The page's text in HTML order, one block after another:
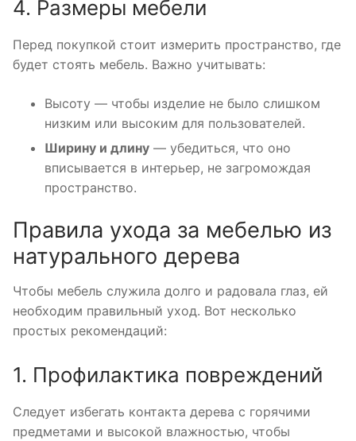
4. Размеры мебели
Перед покупкой стоит измерить пространство, где
будет стоять мебель. Важно учитывать:
Высоту — чтобы изделие не было слишком
низким или высоким для пользователей.
Ширину и длину — убедиться, что оно
вписывается в интерьер, не загромождая
пространство.
Правила ухода за мебелью из
натурального дерева
Чтобы мебель служила долго и радовала глаз, ей
необходим правильный уход. Вот несколько
простых рекомендаций:
1. Профилактика повреждений
Следует избегать контакта дерева с горячими
предметами и высокой влажностью, чтобы